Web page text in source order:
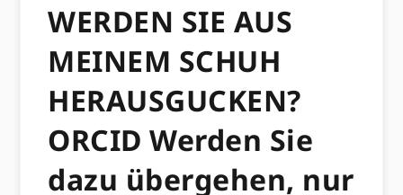
WERDEN SIE AUS
MEINEM SCHUH
HERAUSGUCKEN?
ORCID Werden Sie
dazu übergehen, nur